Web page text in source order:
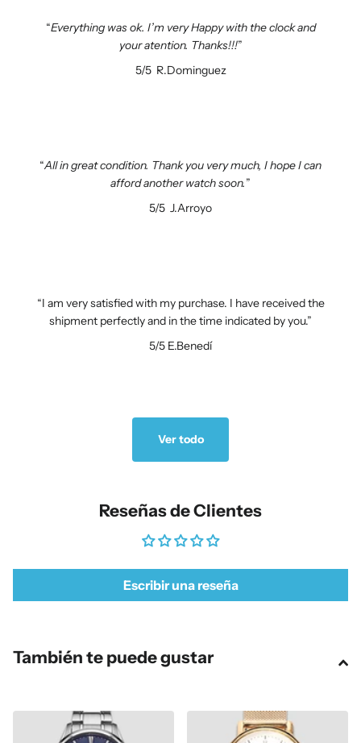
Everything was ok. I’m very Happy with the clock and
your atention. Thanks!!!
5/5R.Dominguez
All in great condition. Thank you very much, I hope I can
afford another watch soon.
5/5 J.Arroyo
I am very satisfied with my purchase. I have received the
shipment perfectly and in the time indicated by you.
5/5 E.Benedí
Ver todo
Reseñas de Clientes
Escribir una reseña
También te puede gustar